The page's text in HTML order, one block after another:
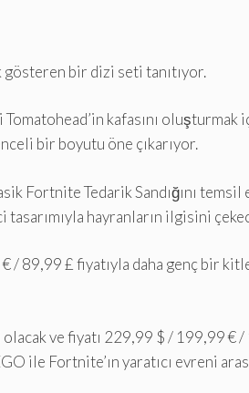
gösteren bir dizi seti tanıtıyor.
kafasını
bir boyutu öne çıkarıyor.
Fortnite Tedarik Sandığını
hayranların ilgisini
/ 89,99 £ fiyatıyla daha genç bir
ve fiyatı 229,99 $ / 199,99 €
ile Fortnite’ın yaratıcı evreni